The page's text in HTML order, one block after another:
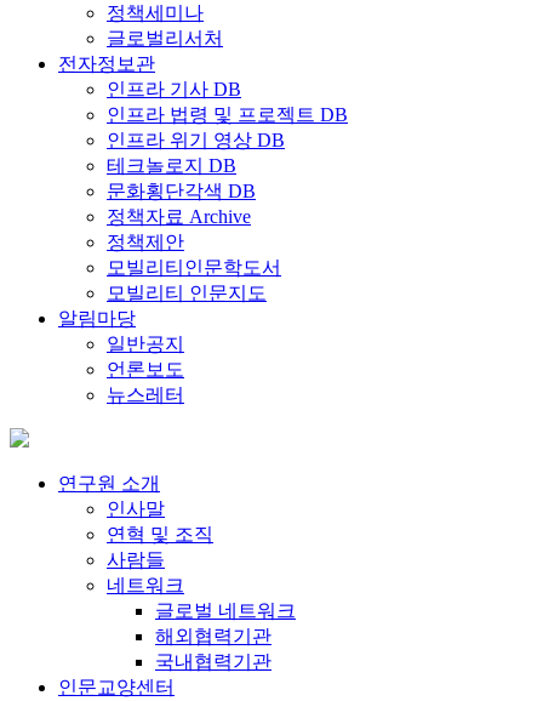
정책세미나
글로벌리서처
전자정보관
인프라 기사 DB
인프라 법령 및 프로젝트 DB
인프라 위기 영상 DB
테크놀로지 DB
문화횡단각색 DB
정책자료 Archive
정책제안
모빌리티인문학도서
모빌리티 인문지도
알림마당
일반공지
언론보도
뉴스레터
연구원 소개
인사말
연혁 및 조직
사람들
네트워크
글로벌 네트워크
해외협력기관
국내협력기관
인문교양센터